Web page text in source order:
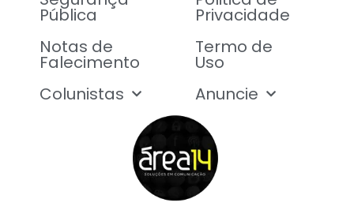
Pública
Notas de
Falecimento
Colunistas
Privacidade
Termo de
Uso
Anuncie